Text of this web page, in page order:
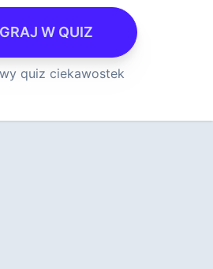
W QUIZ
quiz ciekawostek